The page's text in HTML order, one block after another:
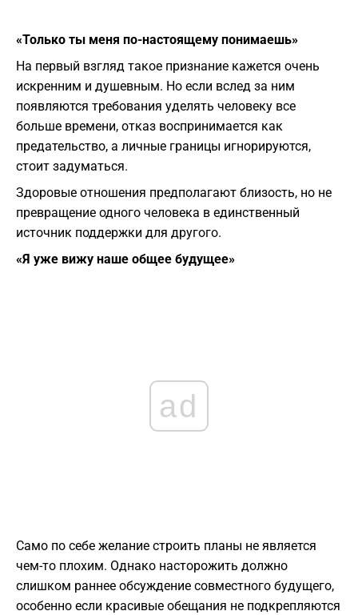
«Только ты меня по-настоящему понимаешь»
На первый взгляд такое признание кажется очень
искренним и душевным. Но если вслед за ним
появляются требования уделять человеку все
больше времени, отказ воспринимается как
предательство, а личные границы игнорируются,
стоит задуматься.
Здоровые отношения предполагают близость, но не
превращение одного человека в единственный
источник поддержки для другого.
«Я уже вижу наше общее будущее»
ad
Само по себе желание строить планы не является
чем-то плохим. Однако насторожить должно
слишком раннее обсуждение совместного будущего,
особенно если красивые обещания не подкрепляются